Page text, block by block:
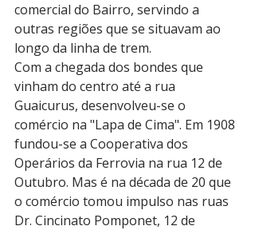
comercial do Bairro, servindo a
outras regiões que se situavam ao
longo da linha de trem.
Com a chegada dos bondes que
vinham do centro até a rua
Guaicurus, desenvolveu-se o
comércio na "Lapa de Cima". Em 1908
fundou-se a Cooperativa dos
Operários da Ferrovia na rua 12 de
Outubro. Mas é na década de 20 que
o comércio tomou impulso nas ruas
Dr. Cincinato Pomponet, 12 de